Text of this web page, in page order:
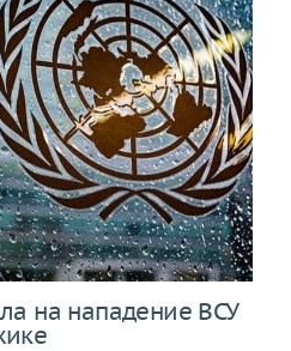
на нападение ВСУ